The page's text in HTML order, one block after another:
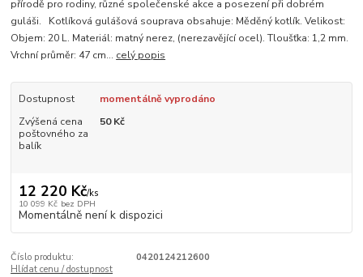
přírodě pro rodiny, různé společenské akce a posezení při dobrém
guláši. Kotlíková gulášová souprava obsahuje: Měděný kotlík. Velikost:
Objem: 20 L. Materiál: matný nerez, (nerezavějící ocel). Tloušťka: 1,2 mm.
Vrchní průměr: 47 cm... celý popis
Dostupnost
momentálně vyprodáno
Zvýšená cena
poštovného za
balík
50 Kč
12 220 Kč/ks
10 099 Kč bez DPH
Momentálně není k dispozici
Číslo produktu:
0420124212600
Hlídat cenu / dostupnost